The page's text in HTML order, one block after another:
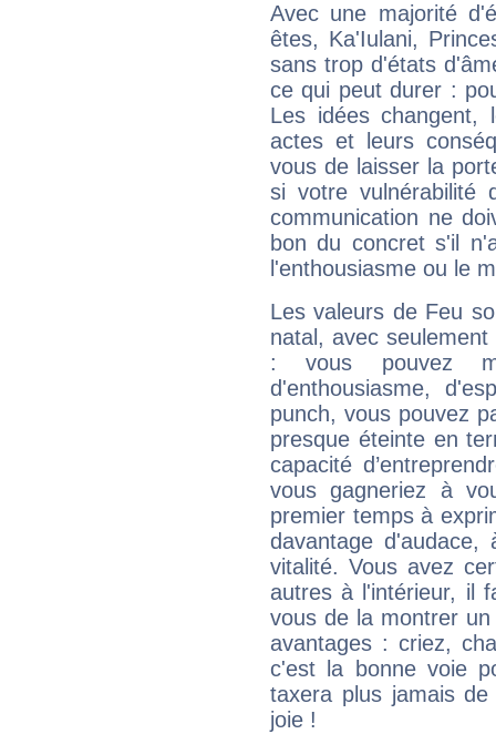
Avec une majorité
êtes, Ka'Iulani,
sans trop d'états
ce qui peut durer :
Les idées changent,
actes et leurs
vous de laisser la
si votre vulnérabilité
communication ne
bon du concret s'il
l'enthousiasme ou le
Les valeurs de Feu
natal, avec
: vous pouvez
d'enthousiasme,
punch, vous pouvez
presque éteinte en
capacité
vous gagneriez à
premier temps à
davantage
vitalité. Vous avez
autres à l'intérieur, il
vous de la montrer
avantages : criez,
c'est la bonne voie
taxera plus jamais
joie !